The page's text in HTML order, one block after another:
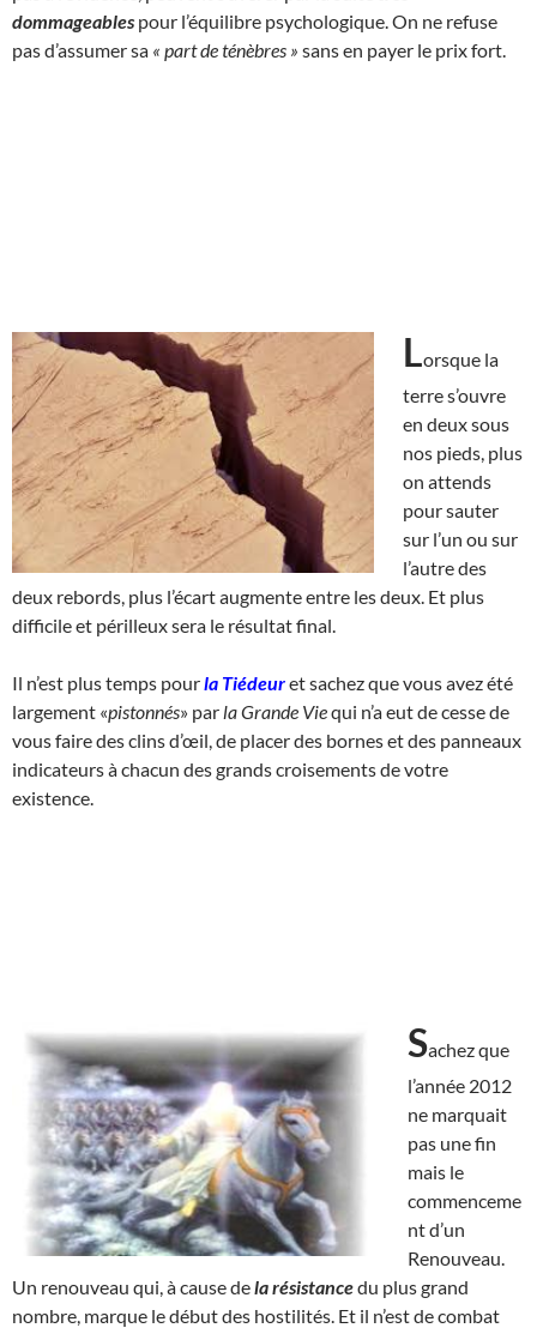
dommageables pour l’équilibre psychologique. On ne refuse
pas d’assumer sa « part de ténèbres » sans en payer le prix fort.
Lorsque la
terre s’ouvre
en deux sous
nos pieds, plus
on attends
pour sauter
sur l’un ou sur
l’autre des
deux rebords, plus l’écart augmente entre les deux. Et plus
difficile et périlleux sera le résultat final.
Il n’est plus temps pourla Tiédeuret sachez que vous avez été
largement «pistonnés» par la Grande Viequi n’a eut de cesse de
vous faire des clins d’œil, de placer des bornes et des panneaux
indicateurs à chacun des grands croisements de votre
existence.
Sachez que
l’année 2012
ne marquait
pas une fin
mais le
commenceme
nt d’un
Renouveau.
Un renouveau qui, à cause dela résistancedu plus grand
nombre, marque le début des hostilités. Et il n’est de combat